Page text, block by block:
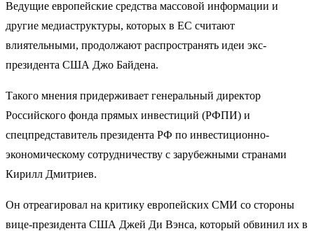
Ведущие европейские средства массовой информации и
другие медиаструктуры, которых в ЕС считают
влиятельными, продолжают распространять идеи экс-
президента США Джо Байдена.
Такого мнения придерживает генеральный директор
Российского фонда прямых инвестиций (РФПИ) и
спецпредставитель президента РФ по инвестиционно-
экономическому сотрудничеству с зарубежными странами
Кирилл Дмитриев.
Он отреагировал на критику европейских СМИ со стороны
вице-президента США Джей Ди Вэнса, который обвинил их в